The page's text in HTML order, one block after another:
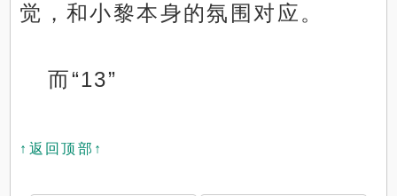
觉，和小黎本身的氛围对应。
而“13”
↑返回顶部↑